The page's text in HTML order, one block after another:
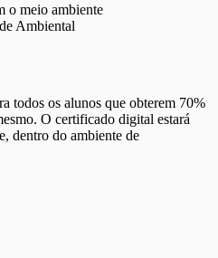
o meio ambiente
Ambiental
todos os alunos que obterem 70%
O certificado digital estará
dentro do ambiente de